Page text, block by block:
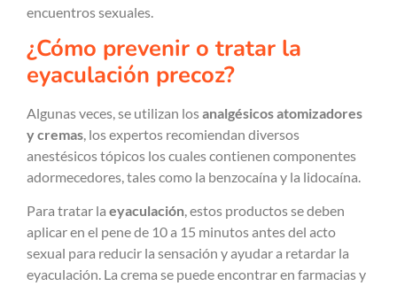
encuentros sexuales.
¿Cómo prevenir o tratar la
eyaculación precoz?
Algunas veces, se utilizan losanalgésicos atomizadores
y cremas, los expertos recomiendan diversos
anestésicos tópicos los cuales contienen componentes
adormecedores, tales como la benzocaína y la lidocaína.
Para tratar la eyaculación, estos productos se deben
aplicar en el pene de 10 a 15 minutos antes del acto
sexual para reducir la sensación y ayudar a retardar la
eyaculación. La crema se puede encontrar en farmacias y